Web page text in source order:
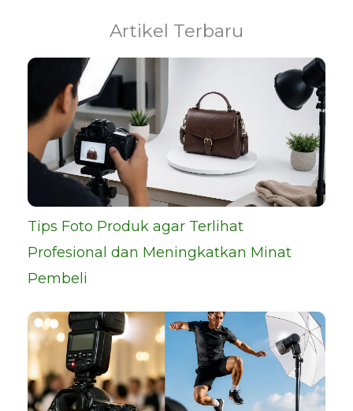
Artikel Terbaru
Tips Foto Produk agar Terlihat
Profesional dan Meningkatkan Minat
Pembeli